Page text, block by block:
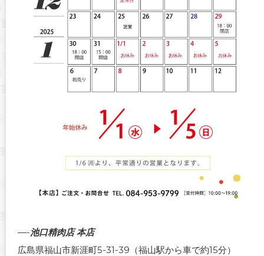
—-池口精肉店 本店
広島県福山市新涯町5-31-39（福山駅から車で約15分）